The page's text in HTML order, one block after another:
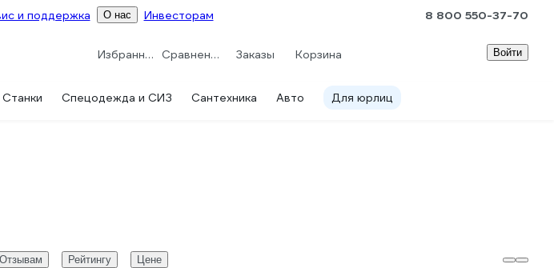
и поддержка О нас Инвесторам 8 800 550-37-70
Избранное Сравнение Заказы Корзина Войти
Станки Спецодежда и СИЗ Сантехника Авто Для юрлиц
Отзывам Рейтингу Цене